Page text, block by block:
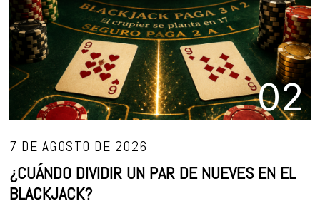
02
7 DE AGOSTO DE 2026
¿CUÁNDO DIVIDIR UN PAR DE NUEVES EN EL
BLACKJACK?